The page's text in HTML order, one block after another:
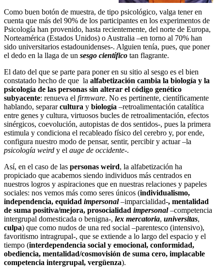
Como buen botón de muestra, de tipo psicológico, valga tener en
cuenta que más del 90% de los participantes en los experimentos de
Psicología han provenido, hasta recientemente, del norte de Europa,
Norteamérica (Estados Unidos) o Australia –en torno al 70% han
sido universitarios estadounidenses-. Alguien tenía, pues, que poner
el dedo en la llaga de un sesgo científico tan flagrante.
El dato del que se parte para poner en su sitio al sesgo es el bien
constatado hecho de que la alfabetización cambia la biología y la
psicología de las personas sin alterar el código genético
subyacente: renueva el firmware. No es pertinente, científicamente
hablando, separarcultura y biología –retroalimentación catalítica
entre genes y cultura, virtuosos bucles de retroalimentación, efectos
sinérgicos, coevolución, autopistas de dos sentidos-, pues la primera
estimula y condiciona el recableado físico del cerebro y, por ende,
configura nuestro modo de pensar, sentir, percibir y actuar –la
psicología weird y el auge de occidente-.
Así, en el caso de las personas weird, la alfabetización ha
propiciado que acabemos siendo individuos más centrados en
nuestros logros y aspiraciones que en nuestras relaciones y papeles
sociales: nos vemos más como seres únicos (individualismo,
independencia, equidad impersonal–imparcialidad-, mentalidad
de suma positiva/mejora, prosocialidad impersonal–competencia
intergrupal domesticada o benigna-, lex mercatoria, universitas,
culpa) que como nudos de una red social –parentesco (intensivo),
favoritismo intragrupal-, que se extiende a lo largo del espacio y el
tiempo (interdependencia social y emocional, conformidad,
obediencia, mentalidad/cosmovisión de suma cero, implacable
competencia intergrupal, vergüenza).